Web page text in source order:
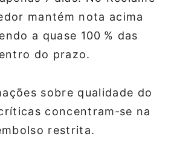
mantém nota acima
a quase 100 % das
do prazo.
sobre qualidade do
concentram‑se na
restrita.